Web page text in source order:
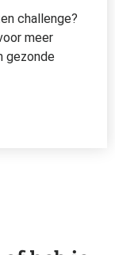
challenge?
meer
gezonde